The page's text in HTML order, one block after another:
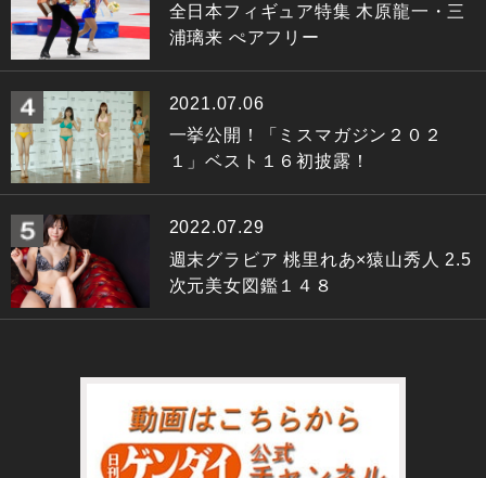
全日本フィギュア特集 木原龍一・三
浦璃来 ぺアフリー
2021.07.06
一挙公開！「ミスマガジン２０２
１」ベスト１６初披露！
2022.07.29
週末グラビア 桃里れあ×猿山秀人 2.5
次元美女図鑑１４８